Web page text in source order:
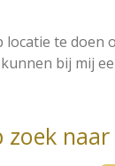
locatie te doen
bij mij
zoek